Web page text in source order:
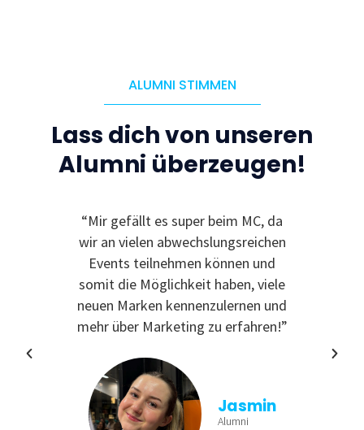
ALUMNI STIMMEN
Lass dich von unseren
Alumni überzeugen!
“Mir gefällt es super beim MC, da
wir an vielen abwechslungsreichen
Events teilnehmen können und
somit die Möglichkeit haben, viele
neuen Marken kennenzulernen und
mehr über Marketing zu erfahren!”
Jasmin
Alumni